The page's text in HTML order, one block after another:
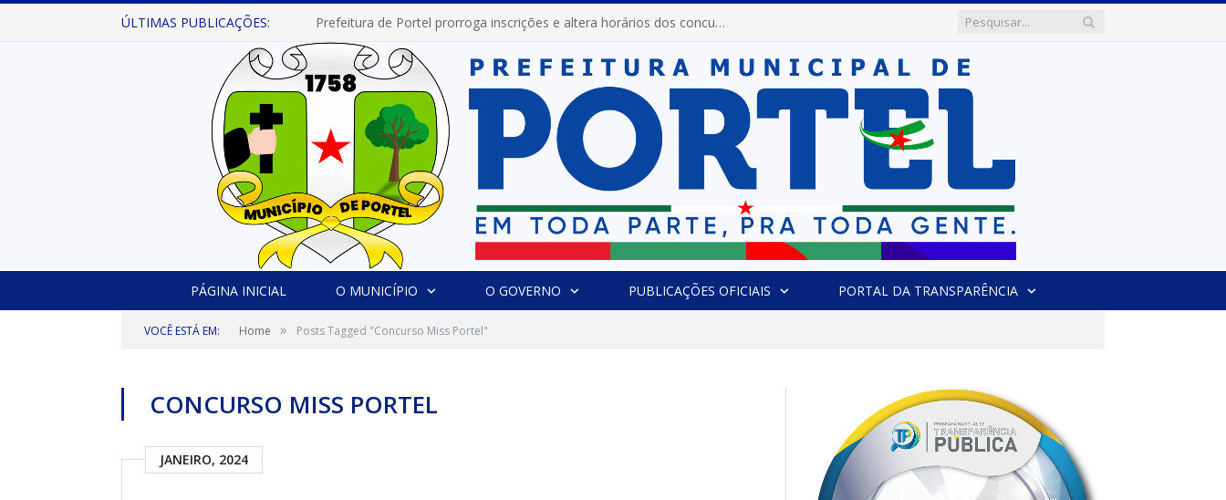
ÚLTIMAS PUBLICAÇÕES: Prefeitura de Portel prorroga inscrições e altera horários dos concursos “Musa” e “Miss Mix Verão 2026”
PÁGINA INICIAL O MUNICÍPIO O GOVERNO PUBLICAÇÕES OFICIAIS PORTAL DA TRANSPARÊNCIA
VOCÊ ESTÁ EM: Home » Posts Tagged "Concurso Miss Portel"
CONCURSO MISS PORTEL
JANEIRO, 2024